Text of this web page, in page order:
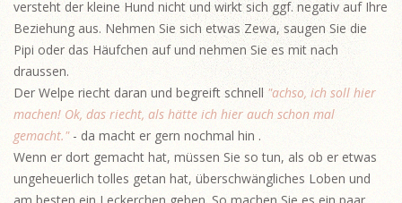
versteht der kleine Hund nicht und wirkt sich ggf. negativ auf Ihre
Beziehung aus. Nehmen Sie sich etwas Zewa, saugen Sie die
Pipi oder das Häufchen auf und nehmen Sie es mit nach
draussen.
Der Welpe riecht daran und begreift schnell "achso, ich soll hier
machen! Ok, das riecht, als hätte ich hier auch schon mal
gemacht."- da macht er gern nochmal hin .
Wenn er dort gemacht hat, müssen Sie so tun, als ob er etwas
ungeheuerlich tolles getan hat, überschwängliches Loben und
am besten ein Leckerchen geben. So machen Sie es ein paar